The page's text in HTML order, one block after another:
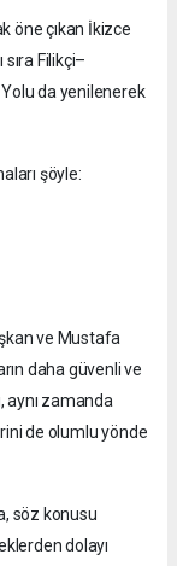
öne çıkan İkizce
Filikçi–
da yenilenerek
şöyle:
ve Mustafa
daha güvenli ve
aynı zamanda
de olumlu yönde
söz konusu
dolayı